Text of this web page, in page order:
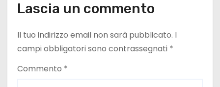
Lascia un commento
Il tuo indirizzo email non sarà pubblicato. I
campi obbligatori sono contrassegnati *
Commento *